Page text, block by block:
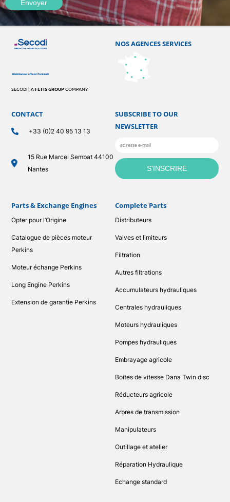
SECODI | AFETIS GROUPCOMPANY
Parts & Exchange Engines
Opter pour l’Origine
Catalogue de pièces moteur
Perkins
Moteur échange Perkins
Long Engine Perkins
Extension de garantie Perkins
CONTACT
+33 (0)2 40 95 13 13
15 Rue Marcel Sembat 44100
Nantes
Complete Parts
Distributeurs
Valves et limiteurs
Filtration
Autres filtrations
Accumulateurs hydrauliques
Centrales hydrauliques
Moteurs hydrauliques
Pompes hydrauliques
Embrayage agricole
Boites de vitesse Dana Twin disc
Réducteurs agricole
Arbres de transmission
Manipulateurs
Outillage et atelier
Réparation Hydraulique
Echange standard
NOS AGENCES SERVICES
SUBSCRIBE TO OUR
NEWSLETTER